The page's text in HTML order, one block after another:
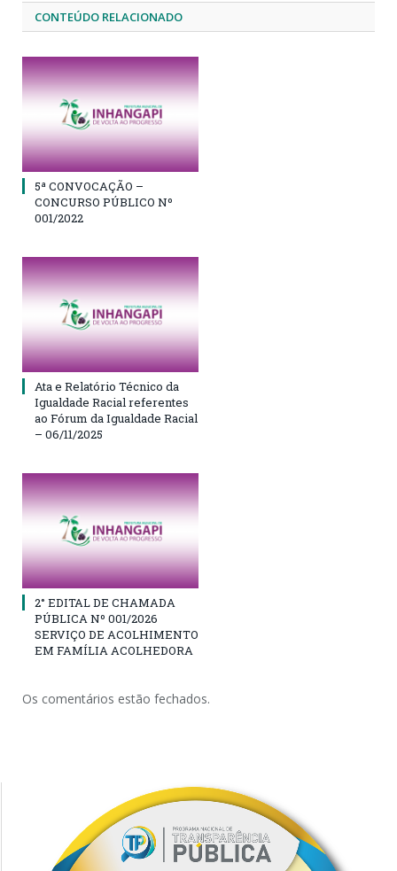
CONTEÚDO RELACIONADO
5ª CONVOCAÇÃO –
CONCURSO PÚBLICO Nº
001/2022
Ata e Relatório Técnico da
Igualdade Racial referentes
ao Fórum da Igualdade Racial
– 06/11/2025
2° EDITAL DE CHAMADA
PÚBLICA Nº 001/2026
SERVIÇO DE ACOLHIMENTO
EM FAMÍLIA ACOLHEDORA
Os comentários estão fechados.